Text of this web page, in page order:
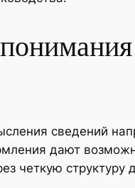
сведений
дают
четкую